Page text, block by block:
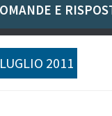
E
2011